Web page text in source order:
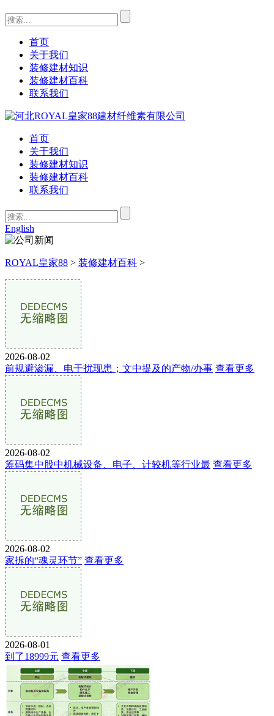
首页
关于我们
装修建材知识
装修建材百科
联系我们
首页
关于我们
装修建材知识
装修建材百科
联系我们
English
ROYAL皇家88 > 装修建材百科 >
2026-08-02
前规避渗漏、电干扰现患；文中提及的产物/办事 查看更多
2026-08-02
筹码集中股中机械设备、电子、计较机等行业最 查看更多
2026-08-02
家拆的“魂灵环节” 查看更多
2026-08-01
到了18999元 查看更多